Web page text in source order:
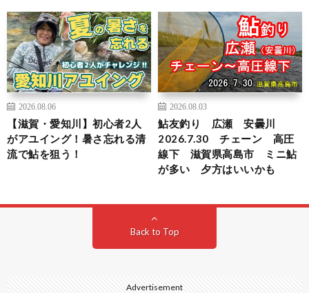
2026.08.06
【滋賀・愛知川】初心者2人
がアユイング！暑さ忘れる清
流で鮎を狙う！
2026.08.03
鮎友釣り 広瀬 安曇川
2026.7.30 チェーン 高圧
線下 滋賀県高島市 ミニ鮎
が多い 夕方はいいかも
Back to Top
Advertisement